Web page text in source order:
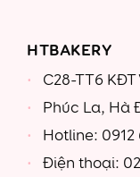
HTBAKERY
C28-TT6
Phúc La, Hà
Hotline: 0912
Điện thoại: